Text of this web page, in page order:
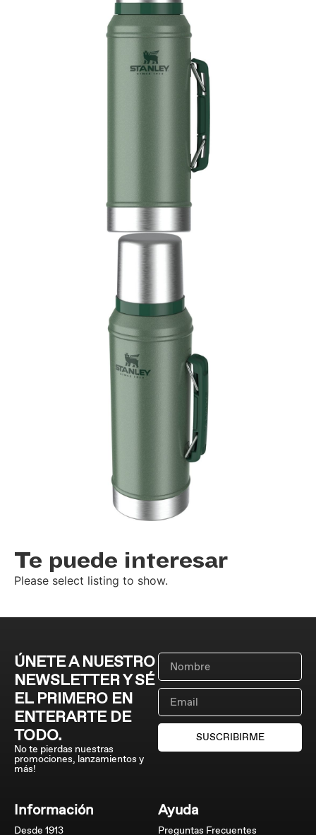
Te puede interesar
Please select listing to show.
ÚNETE A NUESTRO
NEWSLETTER Y SÉ
EL PRIMERO EN
ENTERARTE DE
TODO.
No te pierdas nuestras
promociones, lanzamientos y
más!
SUSCRIBIRME
Información
Desde 1913
Ayuda
Preguntas Frecuentes